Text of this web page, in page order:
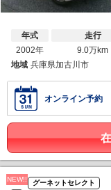
年式
2002年
走行
9.0万km
地域 兵庫県加古川市
オンライン予約
NEW!! グーネットセレクト